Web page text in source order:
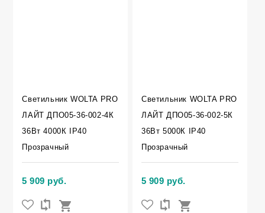
Светильник WOLTA PRO
ЛАЙТ ДПО05-36-002-4К
36Вт 4000К IP40
Прозрачный
5 909 руб.
Светильник WOLTA PRO
ЛАЙТ ДПО05-36-002-5К
36Вт 5000К IP40
Прозрачный
5 909 руб.